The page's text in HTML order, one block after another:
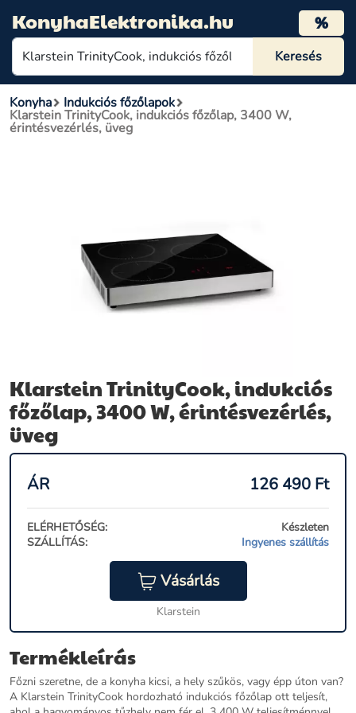
KonyhaElektronika.hu %
Konyha Indukciós főzőlapok
Klarstein TrinityCook, indukciós főzőlap, 3400 W,
érintésvezérlés, üveg
Klarstein TrinityCook, indukciós
főzőlap, 3400 W, érintésvezérlés,
üveg
ÁR 126 490 Ft
ELÉRHETŐSÉG:
Készleten
SZÁLLÍTÁS:
Ingyenes szállítás
Vásárlás
Klarstein
Termékleírás
Főzni szeretne, de a konyha kicsi, a hely szűkös, vagy épp úton van?
A Klarstein TrinityCook hordozható indukciós főzőlap ott teljesít,